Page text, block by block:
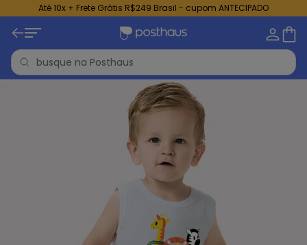
Até 10x + Frete Grátis R$249 Brasil - cupom ANTECIPADO